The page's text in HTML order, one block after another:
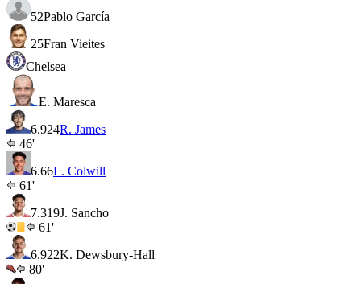
52Pablo García
25Fran Vieites
Chelsea
E. Maresca
6.924R. James
46'
6.66L. Colwill
61'
7.319J. Sancho
61'
6.922K. Dewsbury-Hall
80'